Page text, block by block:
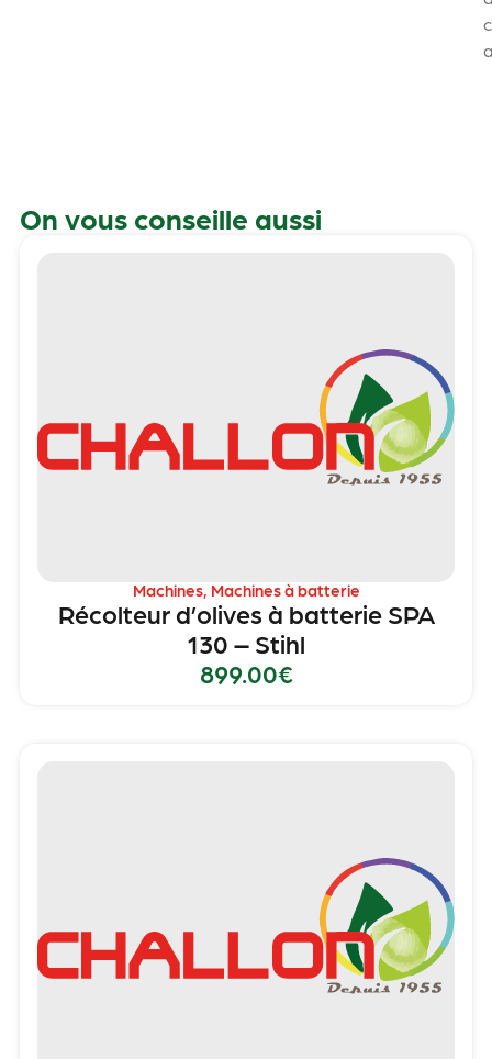
On vous conseille aussi
Machines, Machines à batterie
Récolteur d’olives à batterie SPA
130 – Stihl
899.00€